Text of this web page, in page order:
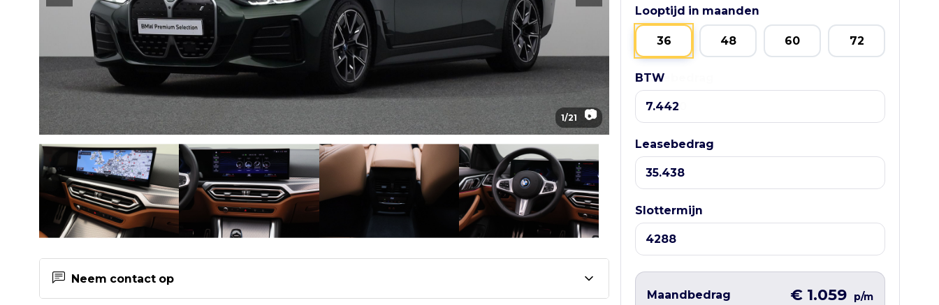
1/21 📷
Neem contact op
Looptijd in maanden
36 48 60 72
BTW
Leasebedrag
Leasebedrag
Slottermijn
Maandbedrag € 1.059 p/m